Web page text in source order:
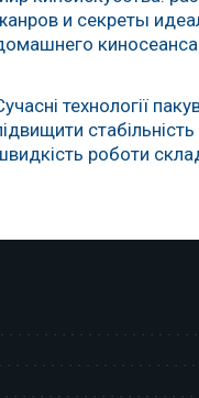
и секреты
киносеанса
технології
роботи